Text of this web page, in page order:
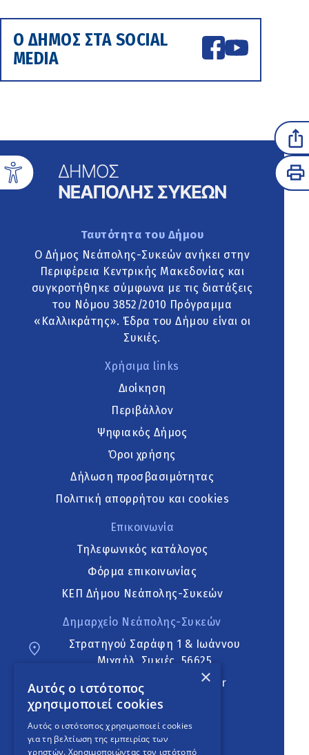
Ο ΔΗΜΟΣ ΣΤΑ SOCIAL
MEDIA
Ταυτότητα του Δήμου
Ο Δήμος Νεάπολης-Συκεών ανήκει στην
Περιφέρεια Κεντρικής Μακεδονίας και
συγκροτήθηκε σύμφωνα με τις διατάξεις
του Νόμου 3852/2010 Πρόγραμμα
«Καλλικράτης». Έδρα του Δήμου είναι οι
Συκιές.
Χρήσιμα links
Διοίκηση
Περιβάλλον
Ψηφιακός Δήμος
Όροι χρήσης
Δήλωση προσβασιμότητας
Πολιτική απορρήτου και cookies
Επικοινωνία
Τηλεφωνικός κατάλογος
Φόρμα επικοινωνίας
ΚΕΠ Δήμου Νεάπολης-Συκεών
Δημαρχείο Νεάπολης-Συκεών
Στρατηγού Σαράφη 1 & Ιωάννου
Μιχαήλ, Συκιές, 56625
neapoli.sykies@ddt.gov.gr
Ακολουθήστε
×
Αυτός ο ιστότοπος
χρησιμοποιεί cookies
Αυτός ο ιστότοπος χρησιμοποιεί cookies
για τη βελτίωση της εμπειρίας των
χρηστών. Χρησιμοποιώντας τον ιστότοπό